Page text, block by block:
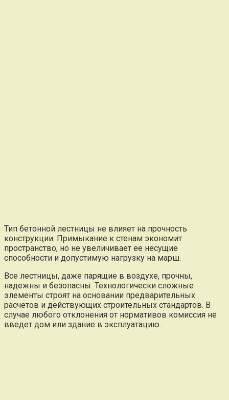
Тип бетонной лестницы не влияет на прочность
конструкции. Примыкание к стенам экономит
пространство, но не увеличивает ее несущие
способности и допустимую нагрузку на марш.
Все лестницы, даже парящие в воздухе, прочны,
надежны и безопасны. Технологически сложные
элементы строят на основании предварительных
расчетов и действующих строительных стандартов. В
случае любого отклонения от нормативов комиссия не
введет дом или здание в эксплуатацию.